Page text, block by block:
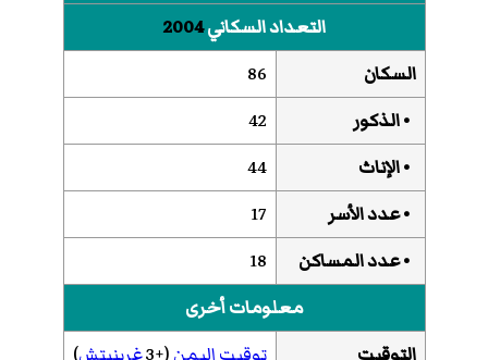
التعداد السكاني2004
السكان
86
• الذكور
42
• الإناث
44
• عدد الأسر
17
• عدد المساكن
18
معلومات أخرى